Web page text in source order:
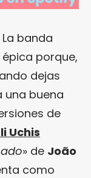
La banda
épica porque,
dejas
una buena
de
Uchis
» de João
como